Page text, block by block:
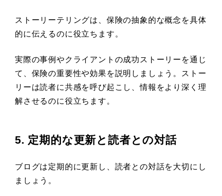
ストーリーテリングは、保険の抽象的な概念を具体
的に伝えるのに役立ちます。
実際の事例やクライアントの成功ストーリーを通じ
て、保険の重要性や効果を説明しましょう。ストー
リーは読者に共感を呼び起こし、情報をより深く理
解させるのに役立ちます。
5. 定期的な更新と読者との対話
ブログは定期的に更新し、読者との対話を大切にし
ましょう。